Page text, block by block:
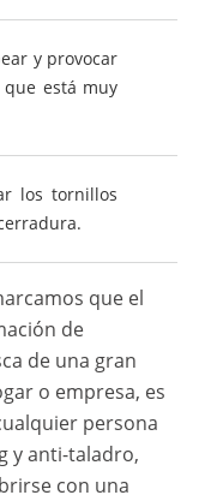
y provocar
está muy
los tornillos
que el
de
de una gran
o empresa, es
persona
y anti-taladro,
con una